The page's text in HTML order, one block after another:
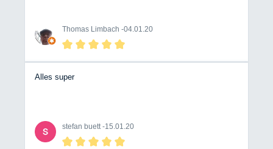
Thomas Limbach -04.01.20
Alles super
stefan buett -15.01.20